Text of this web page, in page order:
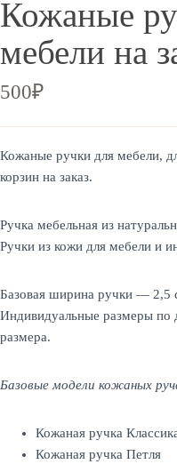
Кожаные
мебели на
500₽
Кожаные ручки для мебели,
корзин на заказ.
Ручка мебельная из
Ручки из кожи для мебели и
Базовая ширина ручки — 2,5
Индивидуальные размеры по
размера.
Базовые модели кожаных
Кожаная ручка
Кожаная ручка Петля